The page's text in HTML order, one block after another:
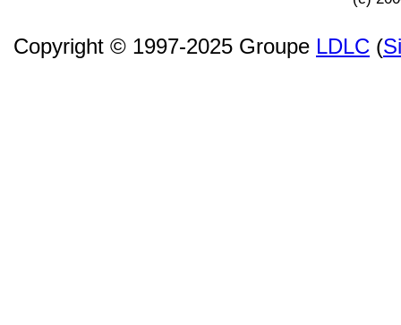
Copyright © 1997-2025 Groupe LDLC (